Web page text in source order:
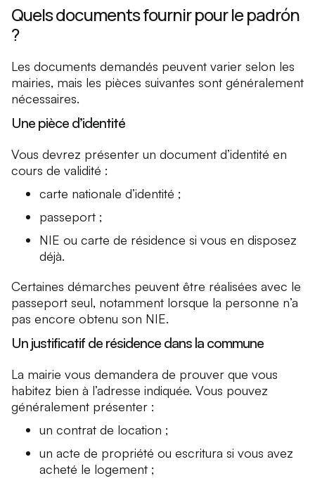
Quels documents fournir pour le padrón
?
Les documents demandés peuvent varier selon les
mairies, mais les pièces suivantes sont généralement
nécessaires.
Une pièce d’identité
Vous devrez présenter un document d’identité en
cours de validité :
carte nationale d’identité ;
passeport ;
NIE ou carte de résidence si vous en disposez
déjà.
Certaines démarches peuvent être réalisées avec le
passeport seul, notamment lorsque la personne n’a
pas encore obtenu son NIE.
Un justificatif de résidence dans la commune
La mairie vous demandera de prouver que vous
habitez bien à l’adresse indiquée. Vous pouvez
généralement présenter :
un contrat de location ;
un acte de propriété ou escritura si vous avez
acheté le logement ;